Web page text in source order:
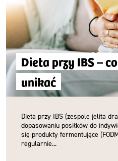
Dieta przy IBS –
unikać
Dieta przy IBS (zespole jelita
dopasowaniu posiłków do
się produkty fermentujące
regularnie...